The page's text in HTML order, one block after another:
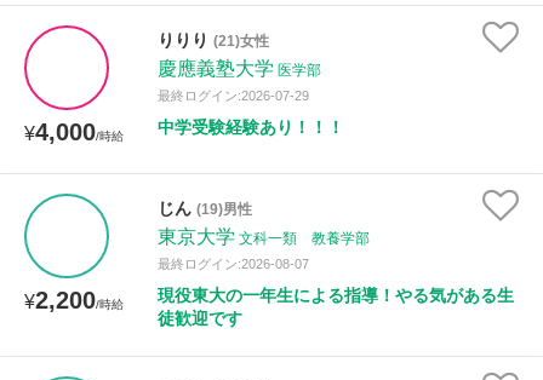
¥4,000/時給
りりり (21)女性
慶應義塾大学 医学部
最終ログイン:2026-07-29
中学受験経験あり！！！
¥2,200/時給
じん (19)男性
東京大学 文科一類 教養学部
最終ログイン:2026-08-07
現役東大の一年生による指導！やる気がある生
徒歓迎です